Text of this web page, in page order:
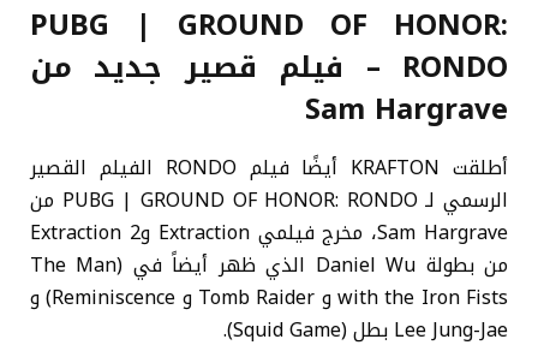
PUBG | GROUND OF HONOR:
RONDO – فيلم قصير جديد من
Sam Hargrave
أطلقت KRAFTON أيضًا فيلم RONDO الفيلم القصير
الرسمي لـ PUBG | GROUND OF HONOR: RONDO من
Sam Hargrave، مخرج فيلمي Extraction وExtraction 2
من بطولة Daniel Wu الذي ظهر أيضاً في (The Man
with the Iron Fists و Tomb Raider و Reminiscence) و
Lee Jung-Jae بطل (Squid Game).